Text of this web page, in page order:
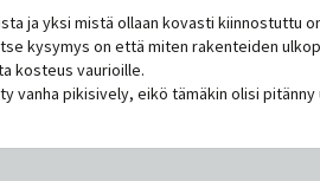
ja yksi mistä ollaan kovasti kiinnostuttu
kysymys on että miten rakenteiden
kosteus vaurioille.
pikisively, eikö tämäkin olisi